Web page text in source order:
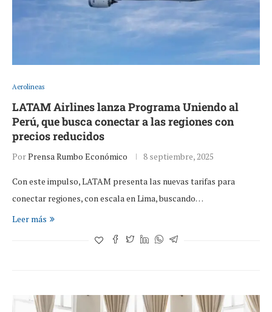
Aerolineas
LATAM Airlines lanza Programa Uniendo al
Perú, que busca conectar a las regiones con
precios reducidos
PorPrensa Rumbo Económico 8 septiembre, 2025
Con este impulso, LATAM presenta las nuevas tarifas para
conectar regiones, con escala en Lima, buscando…
Leer más